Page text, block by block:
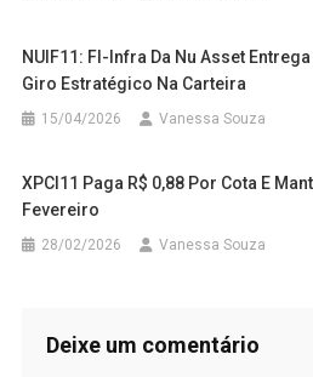
NUIF11: FI-Infra Da Nu Asset
Giro Estratégico Na Carteira
15/04/2026 Vanessa Souza
XPCI11 Paga R$ 0,88 Por Cota E
Fevereiro
28/02/2026 Vanessa Souza
Deixe um comentário